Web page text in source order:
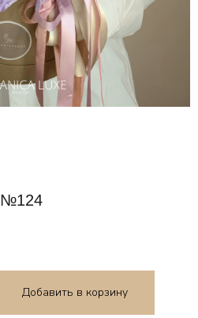
№124
Добавить в корзину